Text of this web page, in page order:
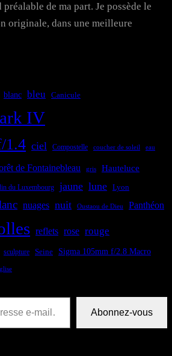
de ma part. Je possède le
originale, dans une meilleure
blanc bleu Canicule
IV
1.4 ciel Compostelle coucher de soleil eau
de Fontainebleau gris Hauteluce
du Luxembourg jaune lune Lyon
nuages nuit Oustaou de Dieu Panthéon
reflets rose rouge
sculpture Seine Sigma 105mm f/2.8 Macro
Abonnez-vous